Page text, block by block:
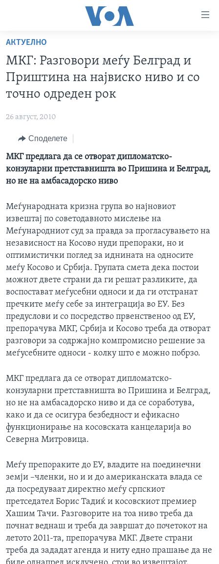
пристапност
Премини
на
главната
содржина
до
навигација
Пребарувај
СВЕТ
ЕКОНОМИЈА
ПОЛИТИКА
ЗДРАВЈЕ
УМЕТНОСТ И ЗАБАВА
ИНТЕРВЈУА
ФОТОГАЛЕРИИ
АРХИВИРАНА ПРОГРАМА
NEWSFLASH - АРХИВА
ВЕСТИ ОД САД ВО МИНУТА - АРХИВА
ИЗБОРИ ВО САД 2020 - АРХИВА
ЗА НАС
Learning English
Јазици
АКТУЕЛНО
МКГ: Разговори меѓу Белград и
Приштина на највиско ниво и со
точно одреден рок
26 август, 2010
Споделете
МКГ предлага да се отворат дипломатско-
конзуларни претставништа во Пришина и Белград,
но не на амбасадорско ниво
Meѓународната кризна група во најновиот
извештај по советодавното мислење на
Меѓународниот суд за правда за прогласувањето на
независност на Косово нуди препораки, но и
оптимистички поглед за иднината на односите
меѓу Косово и Србија. Групата смета дека постои
можнот двете страни да ги решат разликите, да
воспостават меѓусебни односи и да ги отстранат
пречките меѓу себе за интеграција во ЕУ. Без
предуслови и со посредство првенственоо од ЕУ,
препорачува МКГ, Србија и Косово треба да отворат
разговори за содржајно компромисно решение за
меѓусебните односи - колку што е можно побрзо.
МКГ предлага да се отворат дипломатско-
конзуларни претставништа во Пришина и Белград,
но не на амбасадорско ниво и да се соработува,
како и да се осигура безбедност и ефикасно
функционирање на косовската канцеларија во
Северна Митровица.
Меѓу препораките до ЕУ, владите на поединечни
земји –членки, но и и до американската влада се
да посредуваат директно меѓу српскиот
претседател Борис Тадиќ и косовскиот премиер
Хашим Тачи. Разговорите на тоа ниво треба да
почнат веднаш и треба да завршат до почетокот на
летото 2011-та, препорачува МКГ. Двете страни
треба да зададат агенда и ниту едно прашање да не